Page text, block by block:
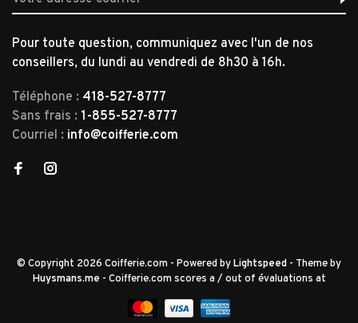
Pour toute question, communiquez avec l'un de nos
conseillers, du lundi au vendredi de 8h30 à 16h.
Téléphone : 418-527-8777
Sans frais : 1-855-527-8777
Courriel : info@coifferie.com
© Copyright 2026 Coifferie.com - Powered byLightspeed - Theme by
Huysmans.me - Coifferie.com scores a / out of évaluations at